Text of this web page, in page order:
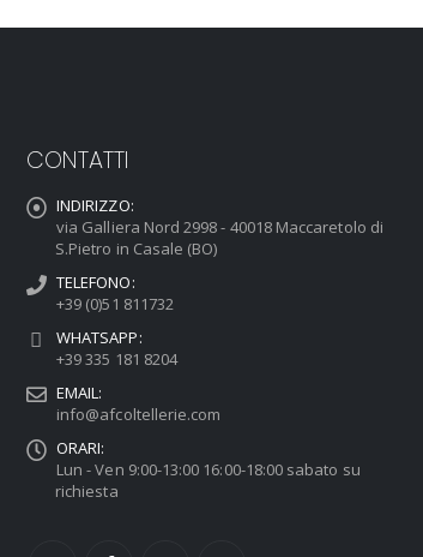
CONTATTI
INDIRIZZO:
via Galliera Nord 2998 - 40018 Maccaretolo di
S.Pietro in Casale (BO)
TELEFONO:
+39 (0)51 811732
WHATSAPP:
+39 335 181 8204
EMAIL:
info@afcoltellerie.com
ORARI:
Lun - Ven 9:00-13:00 16:00-18:00 sabato su
richiesta